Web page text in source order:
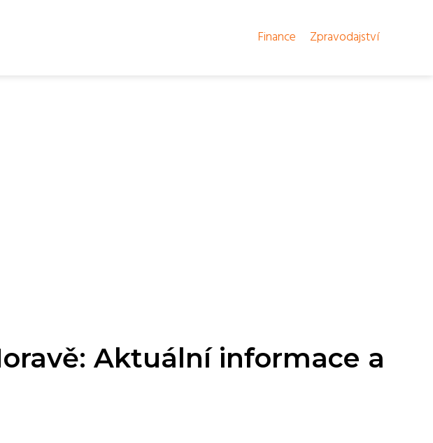
Finance Zpravodajství
Aktuální informace a